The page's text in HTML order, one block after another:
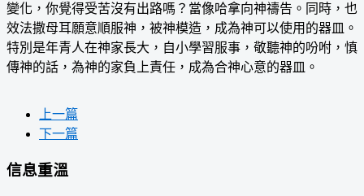
變化，你覺得受苦沒有出路嗎？當像哈拿向神禱告。同時，也
效法撒母耳願意順服神，被神模造，成為神可以使用的器皿。
特別是年青人在神家長大，自小學習服事，敬聽神的吩咐，慎
傳神的話，為神的家負上責任，成為合神心意的器皿。
上一篇
下一篇
信息重溫